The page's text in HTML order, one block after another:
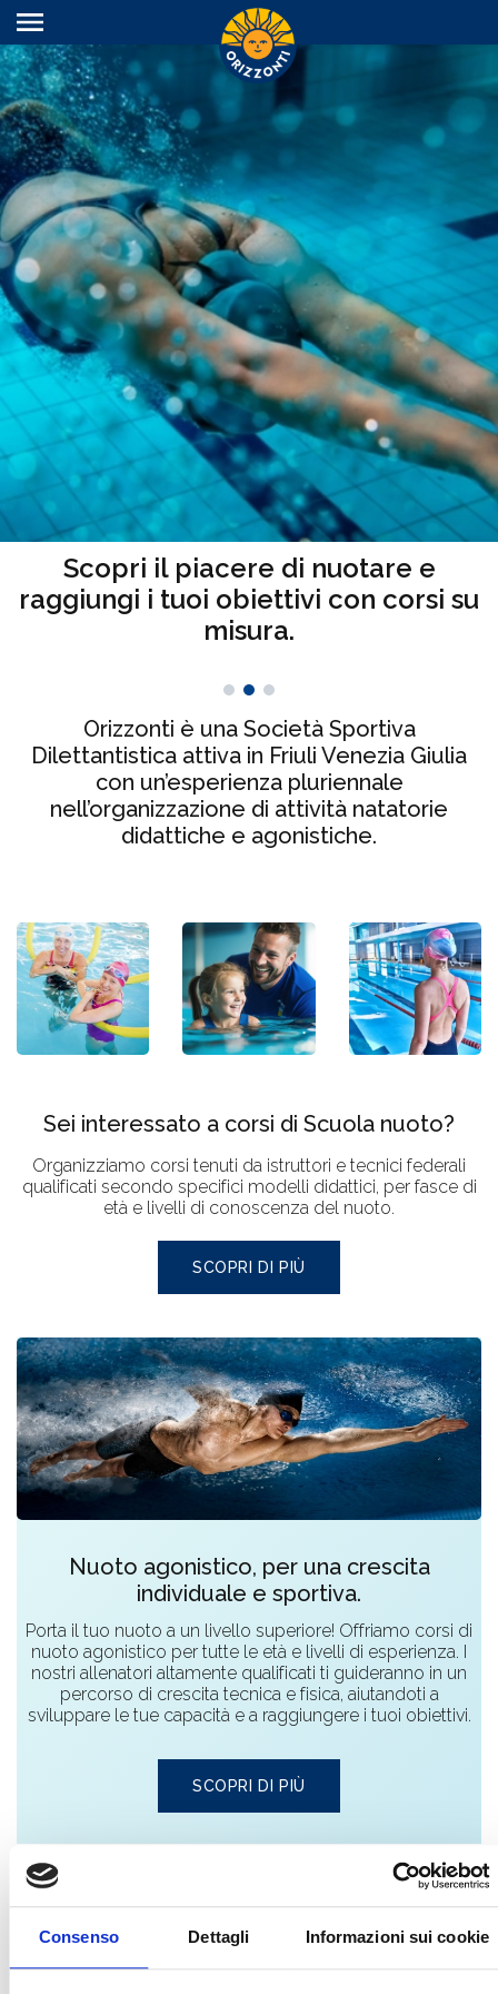
Consenso Dettagli Informazioni sui cookie
Nuota con noi e raggiungi i tuoi
obiettivi con metodi efficaci e
istruttori qualificati.
Scopri il piacere di nuotare e
raggiungi i tuoi obiettivi con corsi su
misura.
Sogni di migliorare nel nuoto? Siamo
qui per aiutarti a raggiungere ogni
obiettivo!
Orizzonti è una Società Sportiva
Dilettantistica attiva in Friuli Venezia Giulia
con un’esperienza pluriennale
nell’organizzazione di attività natatorie
didattiche e agonistiche.
Sei interessato a corsi di Scuola nuoto?
Organizziamo corsi tenuti da istruttori e tecnici federali
qualificati secondo specifici modelli didattici, per fasce di
età e livelli di conoscenza del nuoto.
SCOPRI DI PIÙ
Nuoto agonistico, per una crescita
individuale e sportiva.
Porta il tuo nuoto a un livello superiore! Offriamo corsi di
nuoto agonistico per tutte le età e livelli di esperienza. I
nostri allenatori altamente qualificati ti guideranno in un
percorso di crescita tecnica e fisica, aiutandoti a
sviluppare le tue capacità e a raggiungere i tuoi obiettivi.
SCOPRI DI PIÙ